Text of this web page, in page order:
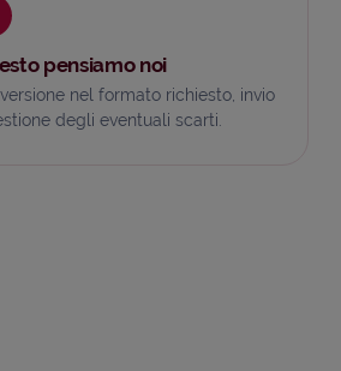
pensiamo noi
nel formato richiesto, invio
degli eventuali scarti.